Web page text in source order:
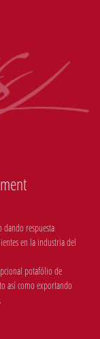
dando respuesta
en la industria del
potafólio de
así como exportando